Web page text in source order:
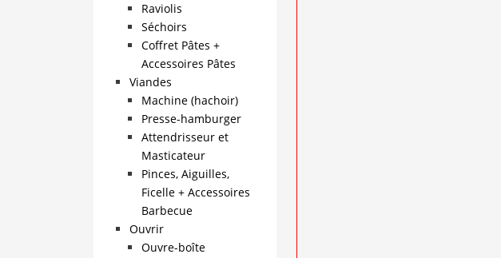
Raviolis
Séchoirs
Coffret Pâtes +
Accessoires Pâtes
Viandes
Machine (hachoir)
Presse-hamburger
Attendrisseur et
Masticateur
Pinces, Aiguilles,
Ficelle + Accessoires
Barbecue
Ouvrir
Ouvre-boîte